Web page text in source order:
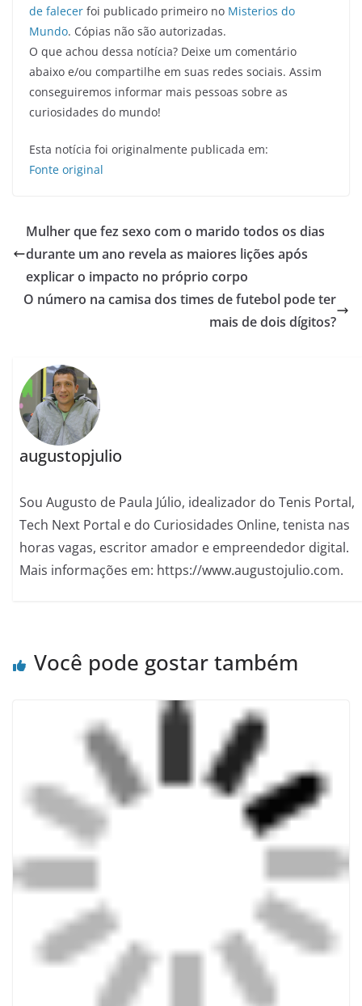
de falecer foi publicado primeiro no Misterios do
Mundo. Cópias não são autorizadas.
O que achou dessa notícia? Deixe um comentário
abaixo e/ou compartilhe em suas redes sociais. Assim
conseguiremos informar mais pessoas sobre as
curiosidades do mundo!
Esta notícia foi originalmente publicada em:
Fonte original
Mulher que fez sexo com o marido todos os dias
durante um ano revela as maiores lições após
explicar o impacto no próprio corpo
O número na camisa dos times de futebol pode ter
mais de dois dígitos?
augustopjulio
Sou Augusto de Paula Júlio, idealizador do Tenis Portal,
Tech Next Portal e do Curiosidades Online, tenista nas
horas vagas, escritor amador e empreendedor digital.
Mais informações em: https://www.augustojulio.com.
Você pode gostar também